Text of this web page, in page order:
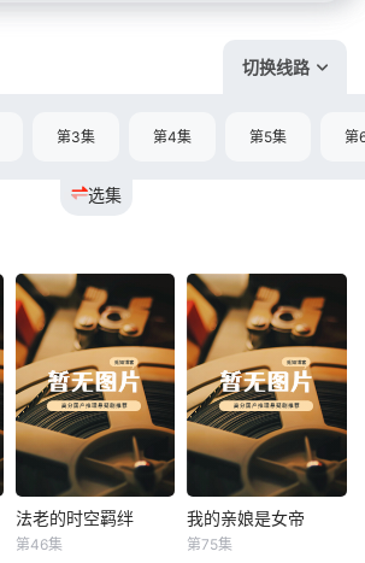
切换线路
选集
第3集 第4集 第5集 第
法老的时空羁绊
法老的时空羁绊
第46集
我的亲娘是女帝
我的亲娘是女帝
第75集